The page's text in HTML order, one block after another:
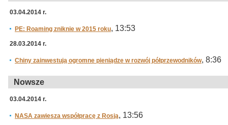
03.04.2014 r.
PE: Roaming zniknie w 2015 roku, 13:53
28.03.2014 r.
Chiny zainwestują ogromne pieniądze w rozwój półprzewodników, 8:36
Nowsze
03.04.2014 r.
NASA zawiesza współpracę z Rosją, 13:56